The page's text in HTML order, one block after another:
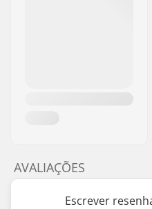
AVALIAÇÕES
Escrever